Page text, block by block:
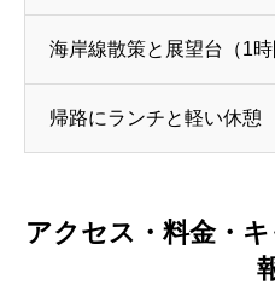
海岸線散策と展望台（1時
帰路にランチと軽い休憩
アクセス・料金・